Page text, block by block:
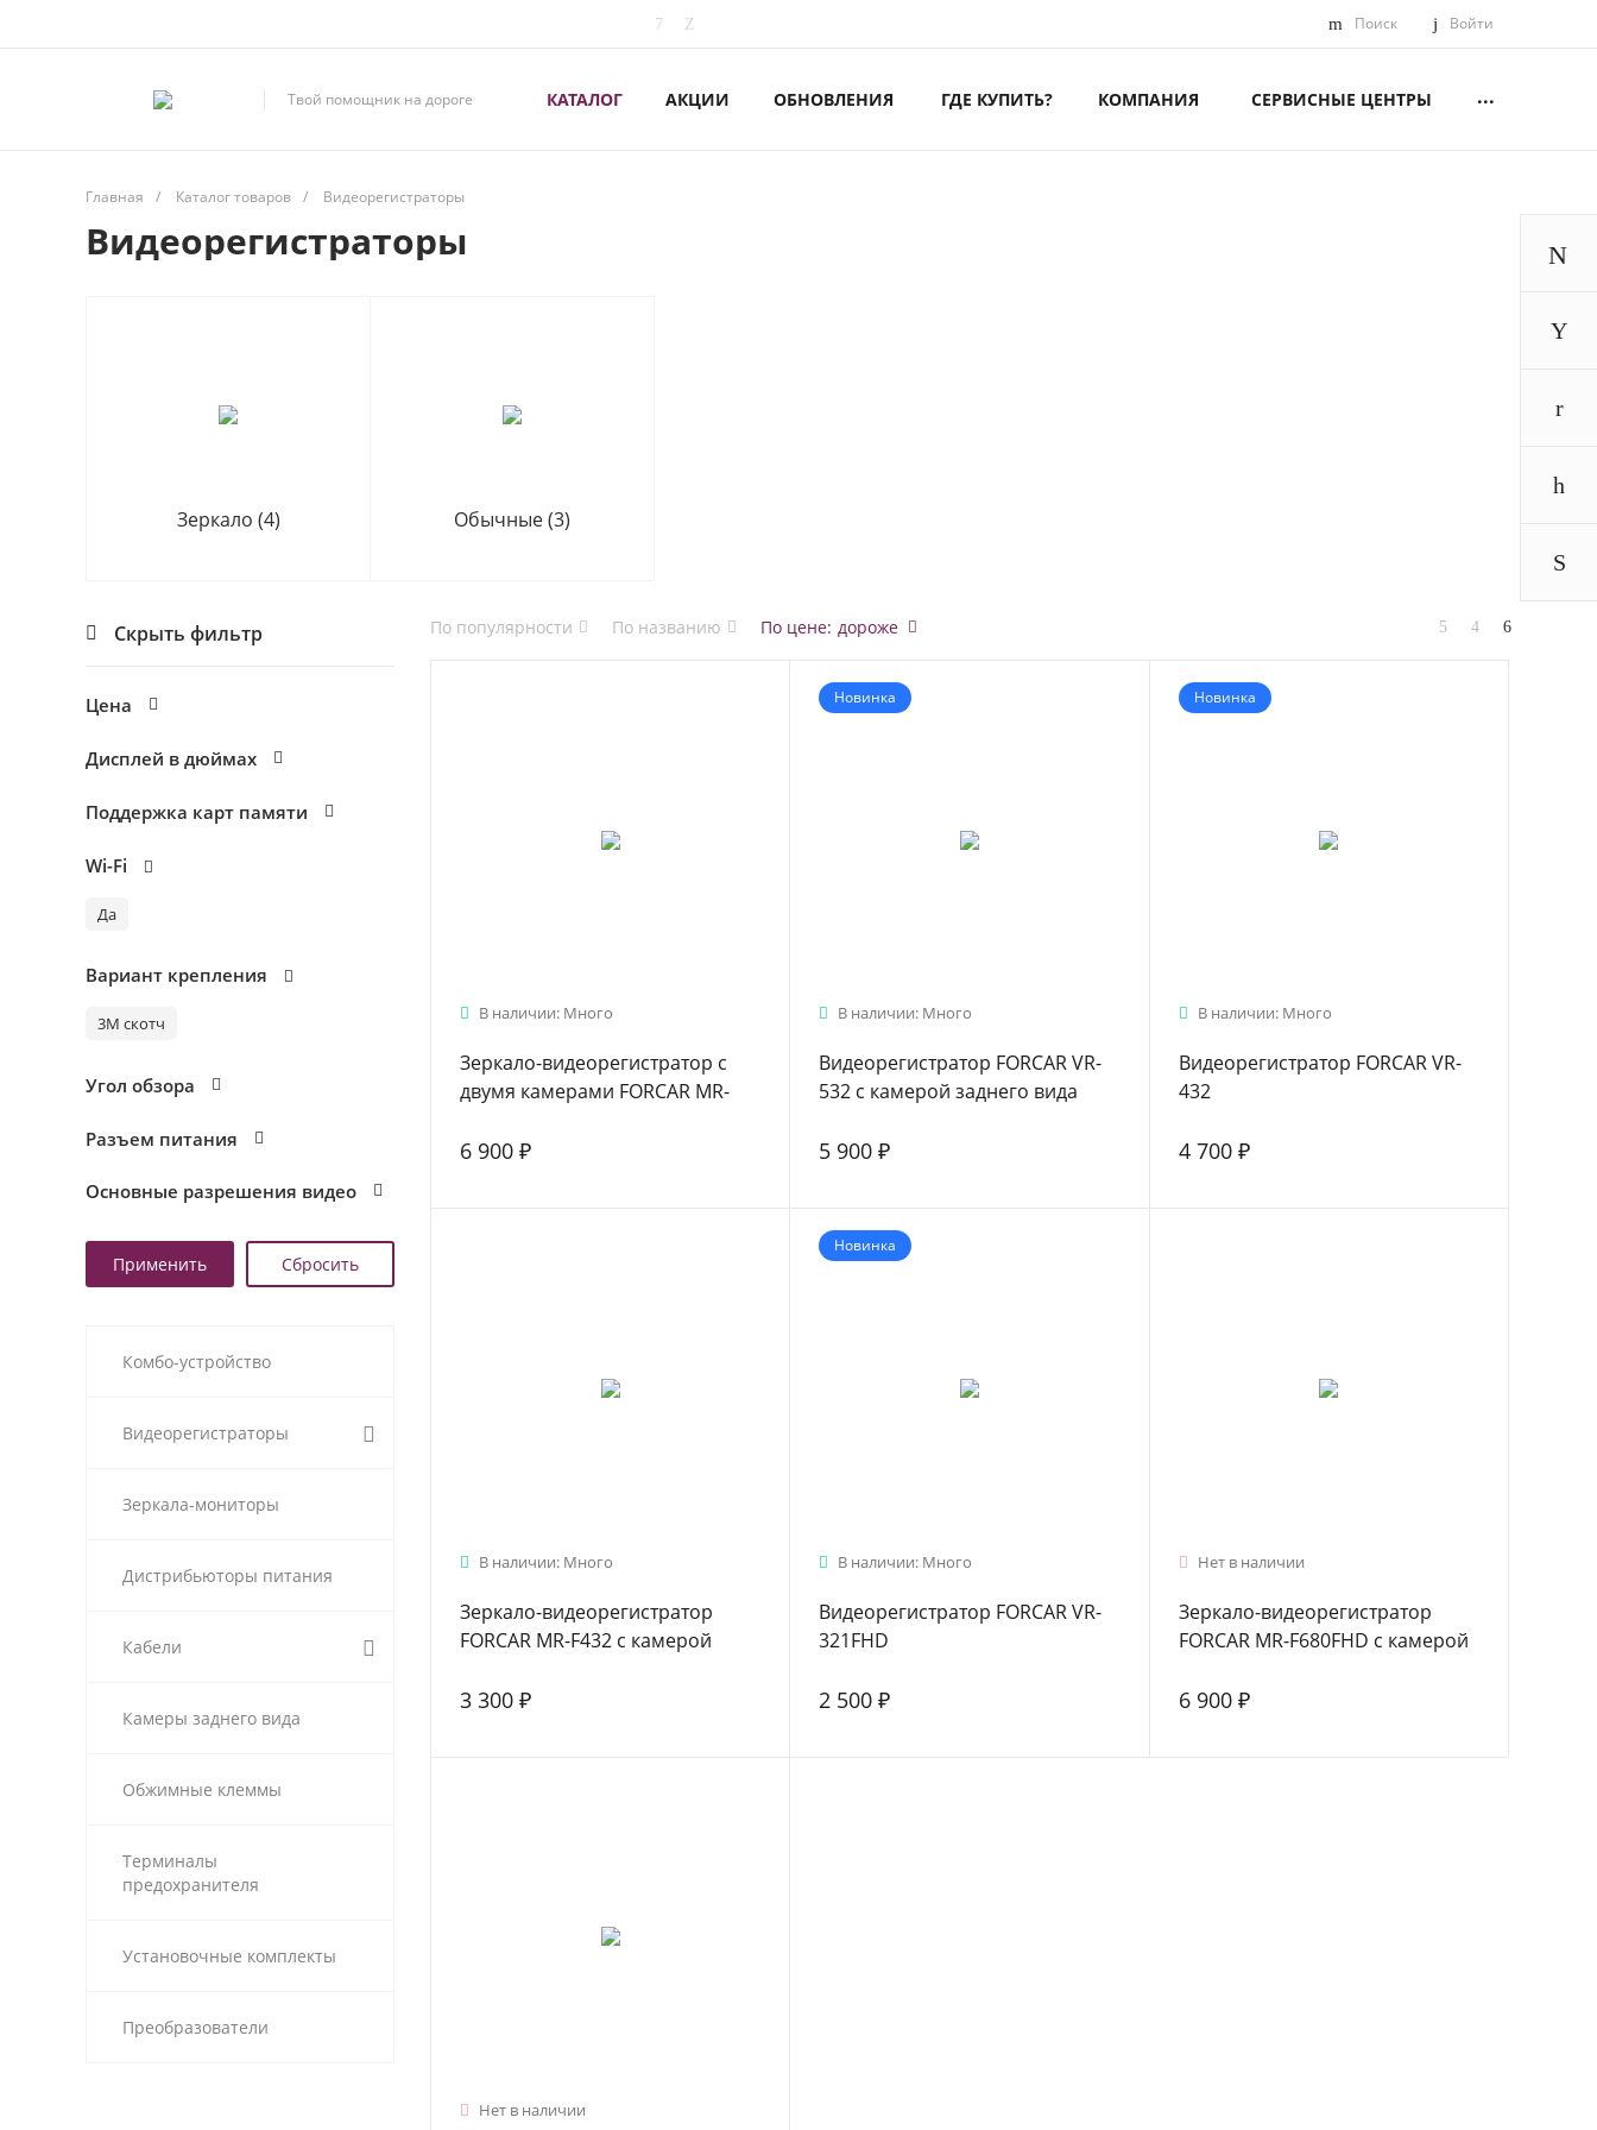
Поиск Войти
Твой помощник на дороге КАТАЛОГ АКЦИИ ОБНОВЛЕНИЯ ГДЕ КУПИТЬ? КОМПАНИЯ СЕРВИСНЫЕ ЦЕНТРЫ ...
Главная / Каталог товаров / Видеорегистраторы
Видеорегистраторы
Зеркало (4) Обычные(3)
Скрыть фильтр
Цена
Дисплей в дюймах
Поддержка карт памяти
Wi-Fi
Да
Вариант крепления
3М скотч
Угол обзора
Разъем питания
Основные разрешения видео
Комбо-устройство
Видеорегистраторы
Зеркала-мониторы
Дистрибьюторы питания
Кабели
Камеры заднего вида
Обжимные клеммы
Терминалы
предохранителя
Установочные комплекты
Преобразователи
По популярности По названию По цене: дороже
В наличии: Много
Зеркало-видеорегистратор с
двумя камерами FORCAR MR-
6 900 ₽
Новинка
В наличии: Много
Видеорегистратор FORCAR VR-
532 с камерой заднего вида
5 900 ₽
Новинка
В наличии: Много
Видеорегистратор FORCAR VR-
432
4 700 ₽
В наличии: Много
Зеркало-видеорегистратор
FORCAR MR-F432 с камерой
3 300 ₽
Новинка
В наличии: Много
Видеорегистратор FORCAR VR-
321FHD
2 500 ₽
Нет в наличии
Зеркало-видеорегистратор
FORCAR MR-F680FHD с камерой
6 900 ₽
Нет в наличии